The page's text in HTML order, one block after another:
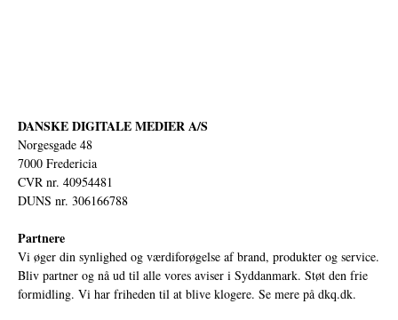
DANSKE DIGITALE MEDIER A/S
Norgesgade 48
7000 Fredericia
CVR nr. 40954481
DUNS nr. 306166788
Partnere
Vi øger din synlighed og værdiforøgelse af brand, produkter og service.
Bliv partner og nå ud til alle vores aviser i Syddanmark. Støt den frie
formidling. Vi har friheden til at blive klogere. Se mere på dkq.dk.